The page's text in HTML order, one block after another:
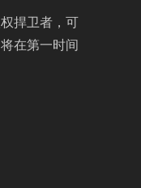
捍卫者，可
在第一时间